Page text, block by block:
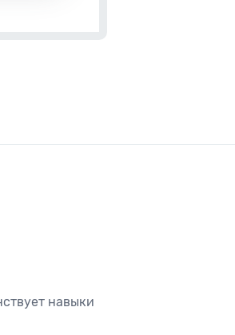
навыки